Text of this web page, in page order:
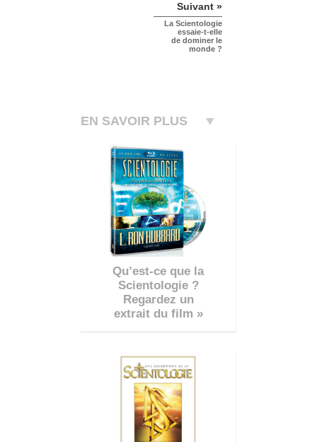
Suivant »
La Scientologie
essaie-t-elle
de dominer le
monde ?
EN SAVOIR PLUS
Qu’est-ce que la
Scientologie ?
Regardez un
extrait du film »